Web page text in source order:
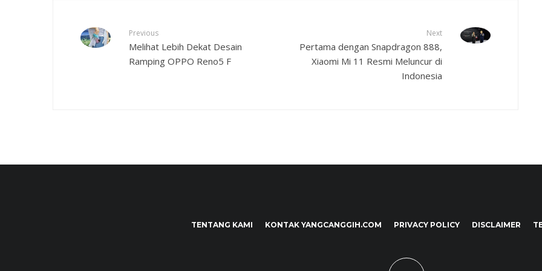
Previous
Melihat Lebih Dekat Desain
Ramping OPPO Reno5 F
Next
Pertama dengan Snapdragon 888,
Xiaomi Mi 11 Resmi Meluncur di
Indonesia
TENTANG KAMI KONTAK YANGCANGGIH.COM PRIVACY POLICY DISCLAIMER